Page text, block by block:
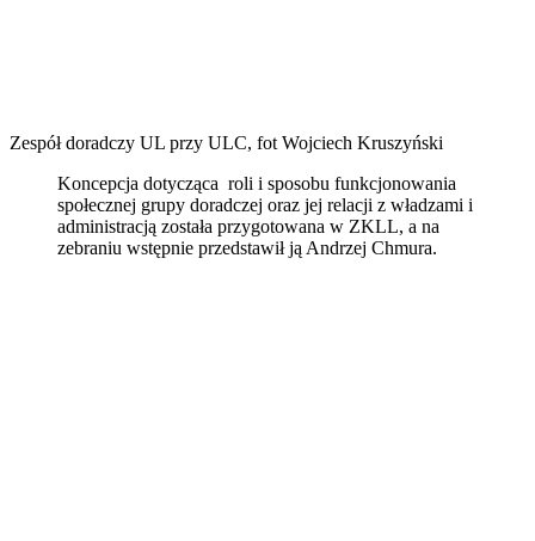
Zespół doradczy UL przy ULC, fot Wojciech Kruszyński
Koncepcja dotycząca roli i sposobu funkcjonowania
społecznej grupy doradczej oraz jej relacji z władzami i
administracją została przygotowana w ZKLL, a na
zebraniu wstępnie przedstawił ją Andrzej Chmura.